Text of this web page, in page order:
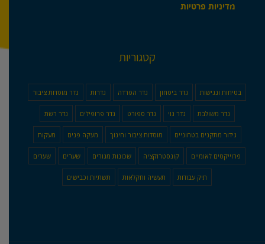
מדיניות פרטיות
קטגוריות
בטיחות ונגישות גדר ביטחון גדר הפרדה גדרות גדר מוסדות ציבור
גדר משולבת גדר נוי גדר ספורט גדר פרופילים גדר רשת
גידור מתקנים בטחוניים מוסדות ציבור וחינוך מעקה פנים מעקות
פרוייקטים לאומיים קונסטרוקציה שכונות מגורים שערים שערים
תיק עבודות תעשיה וחקלאות תשתיות וכבישים